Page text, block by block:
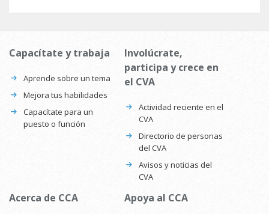
Capacítate y trabaja
Aprende sobre un tema
Mejora tus habilidades
Capacítate para un
puesto o función
Involúcrate,
participa y crece en
el CVA
Actividad reciente en el
CVA
Directorio de personas
del CVA
Avisos y noticias del
CVA
Acerca de CCA Apoya al CCA